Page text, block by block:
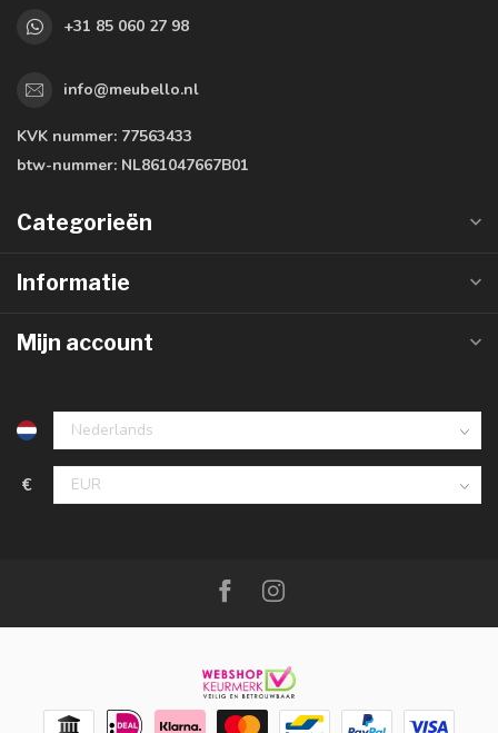
+31 85 060 27 98
info@meubello.nl
KVK nummer: 77563433
btw-nummer: NL861047667B01
Categorieën
Informatie
Mijn account
€